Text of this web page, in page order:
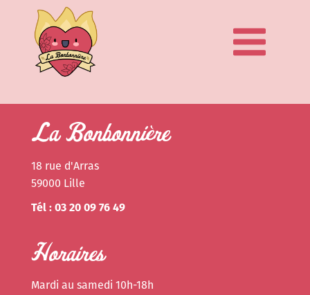
La Bonbonnière
18 rue d'Arras
59000 Lille
Tél : 03 20 09 76 49
Horaires
Mardi au samedi 10h-18h